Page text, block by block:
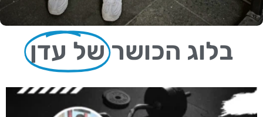
בלוג הכושר של עדן